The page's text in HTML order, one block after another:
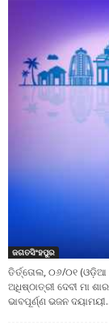
ଜଗତସିଂହପୁର
ତିର୍ତ୍ତୋଲ, ୦୬/୦୧
ଅଧିଷ୍ଠାତ୍ରୀ ଦେବୀ ମା
ଭାବପୂର୍ଣ୍ଣ ଭଜନ